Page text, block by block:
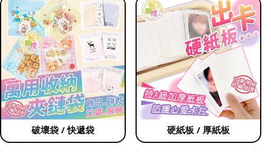
破壞袋 / 快遞袋 硬紙板 / 厚紙板